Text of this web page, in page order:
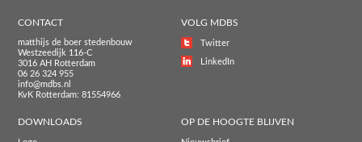
CONTACT
matthijs de boer stedenbouw
Westzeedijk 116-C
3016 AH Rotterdam
06 26 324 955
info@mdbs.nl
KvK Rotterdam: 81554966
VOLG MDBS
Twitter
LinkedIn
DOWNLOADS OP DE HOOGTE BLIJVEN